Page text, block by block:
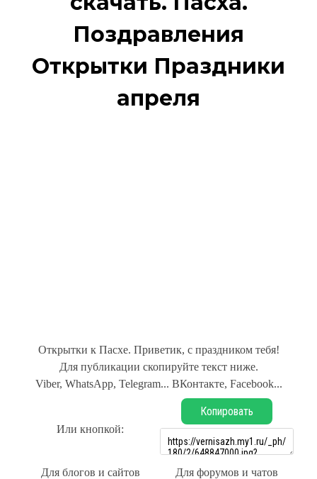
Поздравления
Открытки Праздники
апреля
Открытки к Пасхе. Приветик, с праздником тебя!
Для публикации скопируйте текст ниже.
Viber, WhatsApp, Telegram... ВКонтакте, Facebook...
Или кнопкой:
Копировать
Для блогов и сайтов Для форумов и чатов